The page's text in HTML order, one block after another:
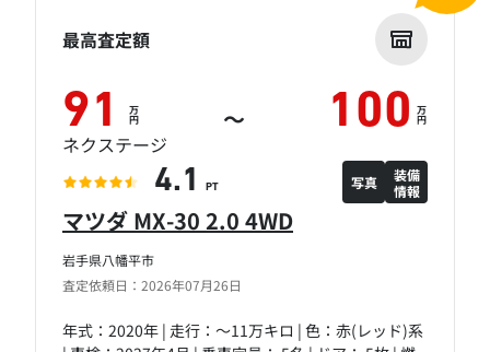
岩手県八幡平市
査定依頼日：2026年07月26日
マツダ MX-30 2.0 4WD
年式：2020年 | 走行：～11万キロ | 色：赤(レッド)系
最高査定額
91 万
円 ～ 100 万
円
ネクステージ
4.1 PT 写真
装備
情報